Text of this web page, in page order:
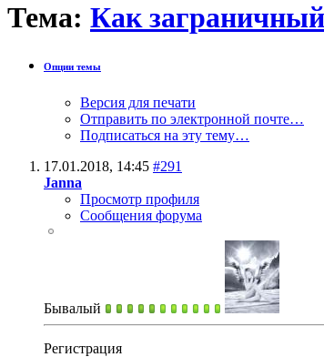
Тема: Как
Опции темы
Версия для печати
Отправить по электронной почте…
Подписаться на эту тему…
17.01.2018, 14:45 #291
Janna
Просмотр профиля
Сообщения форума
Бывалый
Регистрация